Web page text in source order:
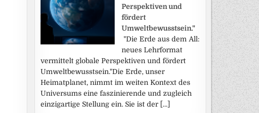
Perspektiven und
fördert
Umweltbewusstsein."
"Die Erde aus dem All:
neues Lehrformat
vermittelt globale Perspektiven und fördert
Umweltbewusstsein."Die Erde, unser
Heimatplanet, nimmt im weiten Kontext des
Universums eine faszinierende und zugleich
einzigartige Stellung ein. Sie ist der […]